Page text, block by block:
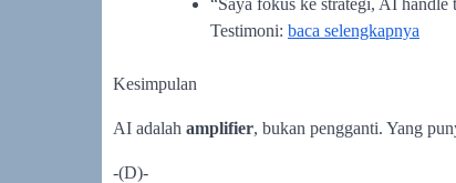
“Saya fokus ke strategi, AI
Testimoni: baca selengkapnya
Kesimpulan
AI adalah amplifier, bukan pengganti. Yang
-(D)-